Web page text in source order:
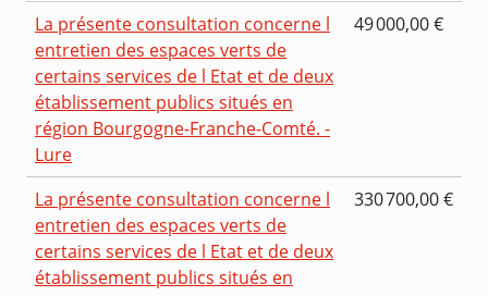
La présente consultation concerne l
entretien des espaces verts de
certains services de l Etat et de deux
établissement publics situés en
région Bourgogne-Franche-Comté. -
Lure
49 000,00 €
La présente consultation concerne l
entretien des espaces verts de
certains services de l Etat et de deux
établissement publics situés en
330 700,00 €